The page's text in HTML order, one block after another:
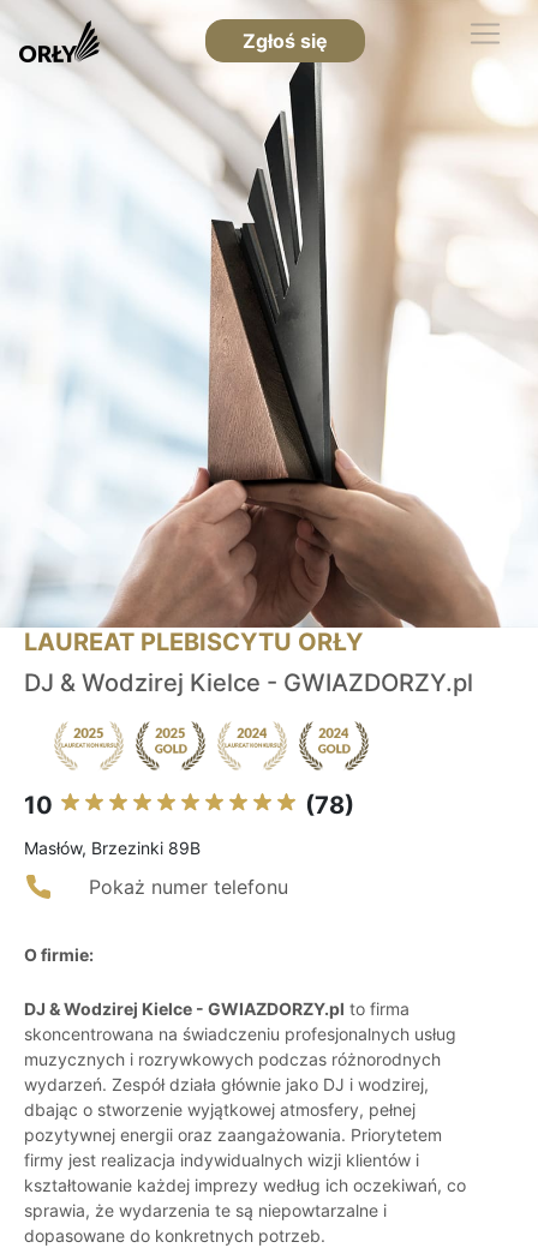
Zgłoś się
LAUREAT PLEBISCYTU ORŁY
DJ & Wodzirej Kielce - GWIAZDORZY.pl
10 (78)
Masłów, Brzezinki 89B
Pokaż numer telefonu
O firmie:
DJ & Wodzirej Kielce - GWIAZDORZY.pl to firma
skoncentrowana na świadczeniu profesjonalnych usług
muzycznych i rozrywkowych podczas różnorodnych
wydarzeń. Zespół działa głównie jako DJ i wodzirej,
dbając o stworzenie wyjątkowej atmosfery, pełnej
pozytywnej energii oraz zaangażowania. Priorytetem
firmy jest realizacja indywidualnych wizji klientów i
kształtowanie każdej imprezy według ich oczekiwań, co
sprawia, że wydarzenia te są niepowtarzalne i
dopasowane do konkretnych potrzeb.